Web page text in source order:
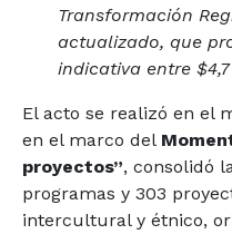
Transformación
actualizado, que
indicativa entre
El acto se realizó en el
en el marco del
proyectos”, consolidó
programas y 303
intercultural y étnico,